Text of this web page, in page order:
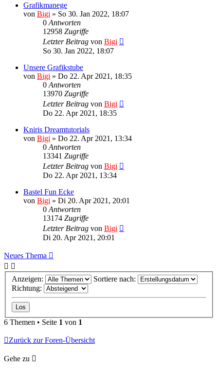
Grafikmanege
von Bigi » So 30. Jan 2022, 18:07
0 Antworten
12958 Zugriffe
Letzter Beitrag von Bigi
So 30. Jan 2022, 18:07
Unsere Grafikstube
von Bigi » Do 22. Apr 2021, 18:35
0 Antworten
13970 Zugriffe
Letzter Beitrag von Bigi
Do 22. Apr 2021, 18:35
Kniris Dreamtutorials
von Bigi » Do 22. Apr 2021, 13:34
0 Antworten
13341 Zugriffe
Letzter Beitrag von Bigi
Do 22. Apr 2021, 13:34
Bastel Fun Ecke
von Bigi » Di 20. Apr 2021, 20:01
0 Antworten
13174 Zugriffe
Letzter Beitrag von Bigi
Di 20. Apr 2021, 20:01
Neues Thema
Anzeigen:
Sortiere nach:
Richtung:
6 Themen • Seite 1 von 1
Zurück zur Foren-Übersicht
Gehe zu